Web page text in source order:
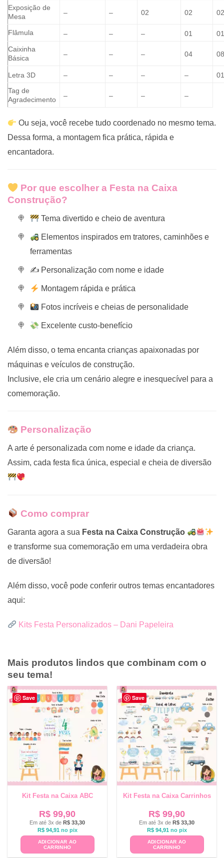
Exposição de
Mesa
– – 02 02 02
Flâmula – – – 01
01
Caixinha
Básica
– – – 04 08
Letra 3D – – – –
01
Tag de
Agradecimento
– – – –
Ou seja, você recebe tudo coordenado no mesmo tema.
Dessa forma, a montagem fica prática, rápida e
encantadora.
Por que escolher a Festa na Caixa
Construção?
Tema divertido e cheio de aventura
Elementos inspirados em tratores, caminhões e
ferramentas
✍️ Personalização com nome e idade
Montagem rápida e prática
Fotos incríveis e cheias de personalidade
Excelente custo-benefício
Além disso, o tema encanta crianças apaixonadas por
máquinas e veículos de construção.
Inclusive, ele cria um cenário alegre e inesquecível para a
comemoração.
Personalização
A arte é personalizada com nome e idade da criança.
Assim, cada festa fica única, especial e cheia de diversão
Como comprar
Garanta agora a sua Festa na Caixa Construção
e transforme sua comemoração em uma verdadeira obra
de diversão!
Além disso, você pode conferir outros temas encantadores
aqui:
Kits Festa Personalizados – Dani Papeleira
Mais produtos lindos que combinam com o
seu tema!
Save
Kit Festa na Caixa ABC
R$ 99,90
Em até 3x de R$ 33,30
R$94,91 no pix
ADICIONAR AO
CARRINHO
Save
Kit Festa na Caixa Carrinhos
R$ 99,90
Em até 3x de R$ 33,30
R$94,91 no pix
ADICIONAR AO
CARRINHO